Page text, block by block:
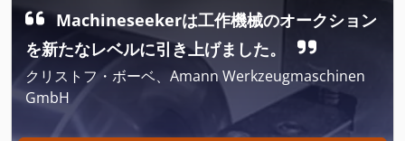
Machineseekerは工作機械のオークション
を新たなレベルに引き上げました。
クリストフ・ボーベ、Amann Werkzeugmaschinen
GmbH